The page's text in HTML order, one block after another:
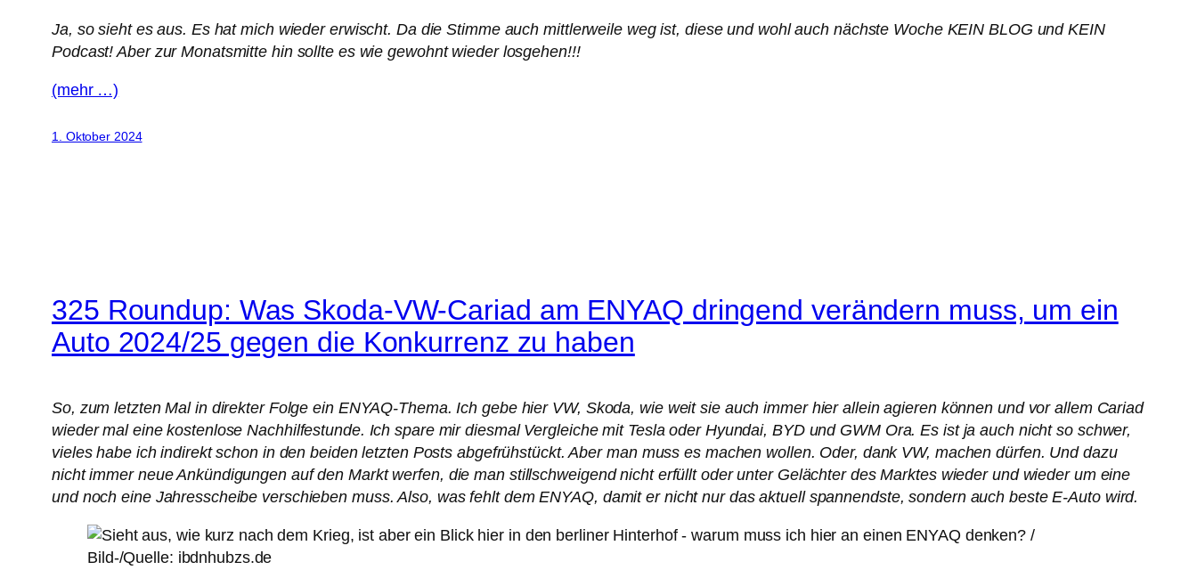
Ja, so sieht es aus. Es hat mich wieder erwischt. Da die Stimme auch mittlerweile weg ist, diese und wohl auch nächste Woche KEIN BLOG und KEIN
Podcast! Aber zur Monatsmitte hin sollte es wie gewohnt wieder losgehen!!!
(mehr …)
1. Oktober 2024
325 Roundup: Was Skoda-VW-Cariad am ENYAQ dringend verändern muss, um ein
Auto 2024/25 gegen die Konkurrenz zu haben
So, zum letzten Mal in direkter Folge ein ENYAQ-Thema. Ich gebe hier VW, Skoda, wie weit sie auch immer hier allein agieren können und vor allem Cariad
wieder mal eine kostenlose Nachhilfestunde. Ich spare mir diesmal Vergleiche mit Tesla oder Hyundai, BYD und GWM Ora. Es ist ja auch nicht so schwer,
vieles habe ich indirekt schon in den beiden letzten Posts abgefrühstückt. Aber man muss es machen wollen. Oder, dank VW, machen dürfen. Und dazu
nicht immer neue Ankündigungen auf den Markt werfen, die man stillschweigend nicht erfüllt oder unter Gelächter des Marktes wieder und wieder um eine
und noch eine Jahresscheibe verschieben muss. Also, was fehlt dem ENYAQ, damit er nicht nur das aktuell spannendste, sondern auch beste E-Auto wird.